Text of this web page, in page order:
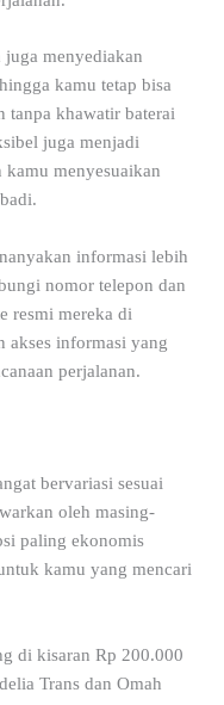
juga menyediakan
kamu tetap bisa
tanpa khawatir baterai
juga menjadi
menyesuaikan
informasi lebih
nomor telepon dan
resmi mereka di
akses informasi yang
perjalanan.
bervariasi sesuai
oleh masing-
paling ekonomis
kamu yang mencari
di kisaran Rp 200.000
Trans dan Omah